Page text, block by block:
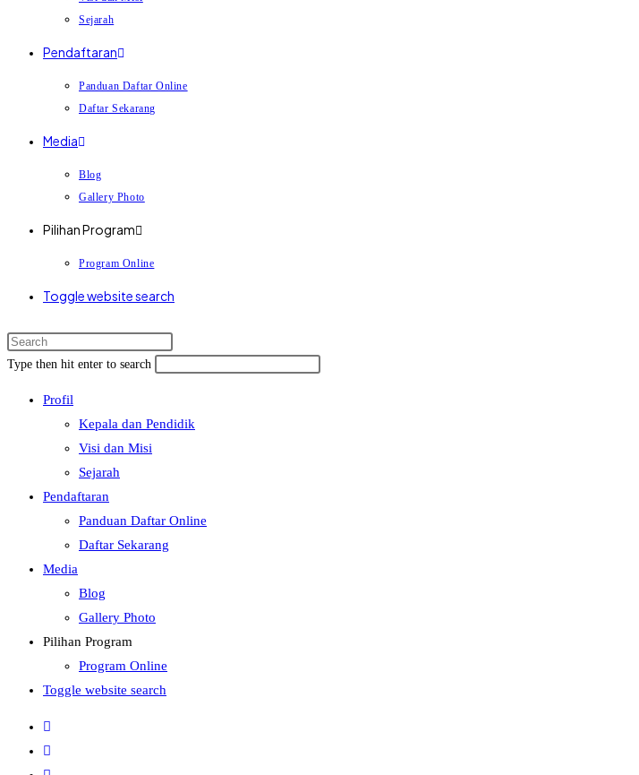
Sejarah
Pendaftaran
Panduan Daftar Online
Daftar Sekarang
Media
Blog
Gallery Photo
Pilihan Program
Program Online
Toggle website search
Type then hit enter to search
Profil
Kepala dan Pendidik
Visi dan Misi
Sejarah
Pendaftaran
Panduan Daftar Online
Daftar Sekarang
Media
Blog
Gallery Photo
Pilihan Program
Program Online
Toggle website search